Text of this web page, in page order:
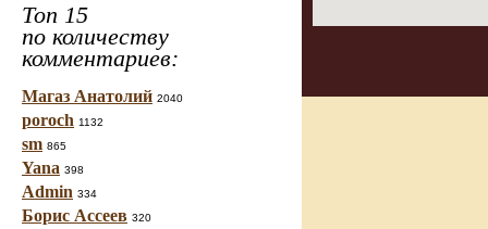
Топ 15
по количеству
комментариев:
Магаз Анатолий 2040
poroch 1132
sm 865
Yana 398
Admin 334
Борис Ассеев 320